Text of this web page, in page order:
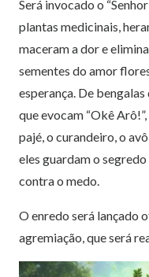
Será invocado o
plantas medicinais,
maceram a dor e
sementes do amor
esperança. De
que evocam “Okê
pajé, o curandeiro, o
eles guardam o
contra o medo.
O enredo será lançado
agremiação, que será